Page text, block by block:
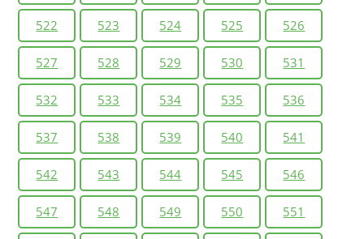
522 523 524 525 526
527 528 529 530 531
532 533 534 535 536
537 538 539 540 541
542 543 544 545 546
547 548 549 550 551